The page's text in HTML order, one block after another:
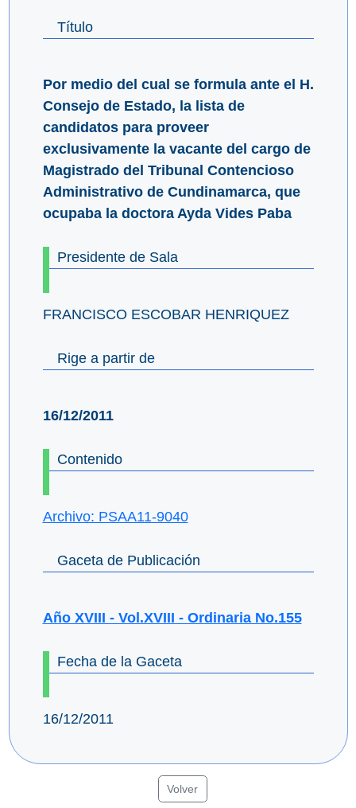
Título
Por medio del cual se formula ante el H.
Consejo de Estado, la lista de
candidatos para proveer
exclusivamente la vacante del cargo de
Magistrado del Tribunal Contencioso
Administrativo de Cundinamarca, que
ocupaba la doctora Ayda Vides Paba
Presidente de Sala
FRANCISCO ESCOBAR HENRIQUEZ
Rige a partir de
16/12/2011
Contenido
Archivo: PSAA11-9040
Gaceta de Publicación
Año XVIII - Vol.XVIII - Ordinaria No.155
Fecha de la Gaceta
16/12/2011
Volver